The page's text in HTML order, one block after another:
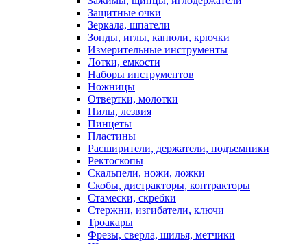
Защитные очки
Зеркала, шпатели
Зонды, иглы, канюли, крючки
Измерительные инструменты
Лотки, емкости
Наборы инструментов
Ножницы
Отвертки, молотки
Пилы, лезвия
Пинцеты
Пластины
Расширители, держатели, подъемники
Ректоскопы
Скальпели, ножи, ложки
Скобы, дистракторы, контракторы
Стамески, скребки
Стержни, изгибатели, ключи
Троакары
Фрезы, сверла, шилья, метчики